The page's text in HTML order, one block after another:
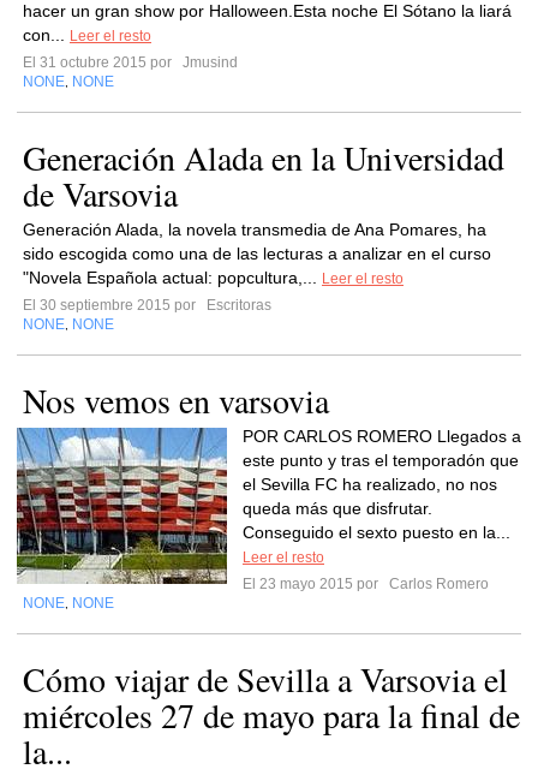
hacer un gran show por Halloween.Esta noche El Sótano la liará
con...
Leer el resto
El 31 octubre 2015 por
Jmusind
NONE NONE
Generación Alada en la Universidad
de Varsovia
Generación Alada, la novela transmedia de Ana Pomares, ha
sido escogida como una de las lecturas a analizar en el curso
"Novela Española actual: popcultura,...
Leer el resto
El 30 septiembre 2015 por
Escritoras
NONE NONE
Nos vemos en varsovia
POR CARLOS ROMERO Llegados a
este punto y tras el temporadón que
el Sevilla FC ha realizado, no nos
queda más que disfrutar.
Conseguido el sexto puesto en la...
Leer el resto
El 23 mayo 2015 por
Carlos Romero
NONE NONE
Cómo viajar de Sevilla a Varsovia el
miércoles 27 de mayo para la final de
la...